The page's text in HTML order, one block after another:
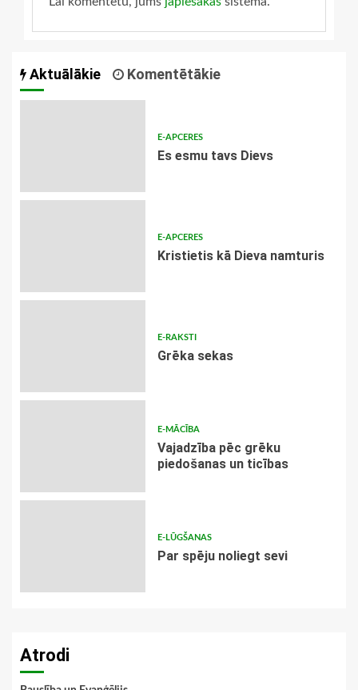
Aktuālākie Komentētākie
E-APCERES
Es esmu tavs Dievs
E-APCERES
Kristietis kā Dieva namturis
E-RAKSTI
Grēka sekas
E-MĀCĪBA
Vajadzība pēc grēku
piedošanas un ticības
E-LŪGŠANAS
Par spēju noliegt sevi
Atrodi